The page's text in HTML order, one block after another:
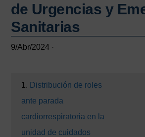
de Urgencias y
Sanitarias
9/Abr/2024 ·
1. Distribución de roles
ante parada
cardiorrespiratoria en la
unidad de cuidados